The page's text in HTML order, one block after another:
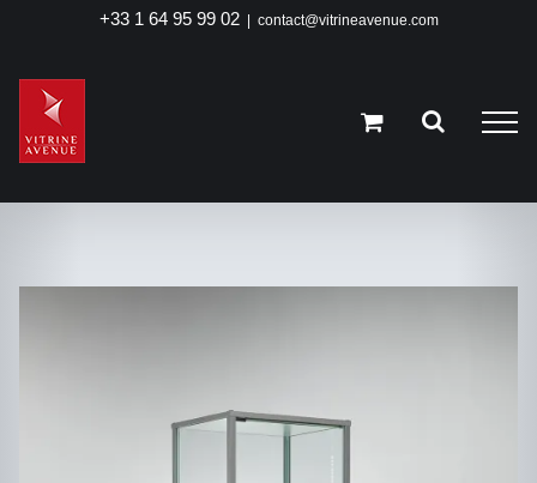
contenu
+33 1 64 95 99 02 contact@vitrineavenue.com